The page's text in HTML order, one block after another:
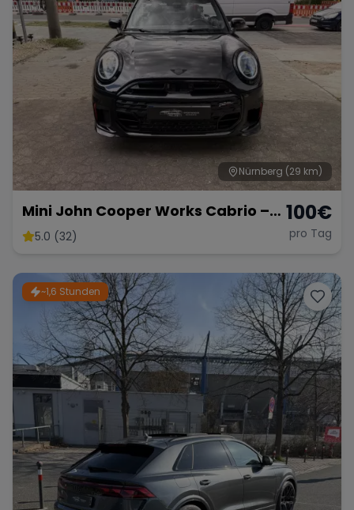
Nürnberg (29 km)
Mini John Cooper Works Cabrio –
Fahrspaß Offenes Verdeck
5.0 (32)
100€
pro Tag
~1,6 Stunden